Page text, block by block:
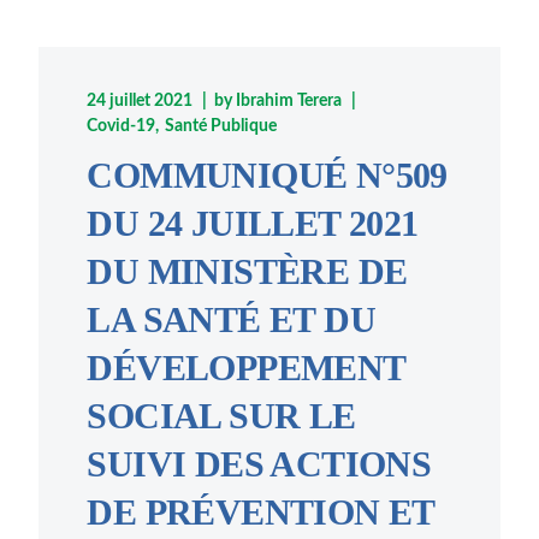
24 juillet 2021 by Ibrahim Terera
Covid-19 Santé Publique
COMMUNIQUÉ N°509
DU 24 JUILLET 2021
DU MINISTÈRE DE
LA SANTÉ ET DU
DÉVELOPPEMENT
SOCIAL SUR LE
SUIVI DES ACTIONS
DE PRÉVENTION ET